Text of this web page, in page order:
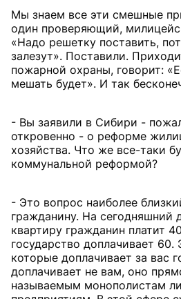
Мы знаем все эти смешные
один проверяющий,
«Надо решетку поставить,
залезут». Поставили.
пожарной охраны, говорит:
мешать будет». И так
- Вы заявили в Сибири -
откровенно - о реформе
хозяйства. Что же все-таки
коммунальной реформой?
- Это вопрос наиболее
гражданину. На сегодняшний
квартиру гражданин платит
государство доплачивает
которые доплачивает за вас
доплачивает не вам, оно
называемым монополистам